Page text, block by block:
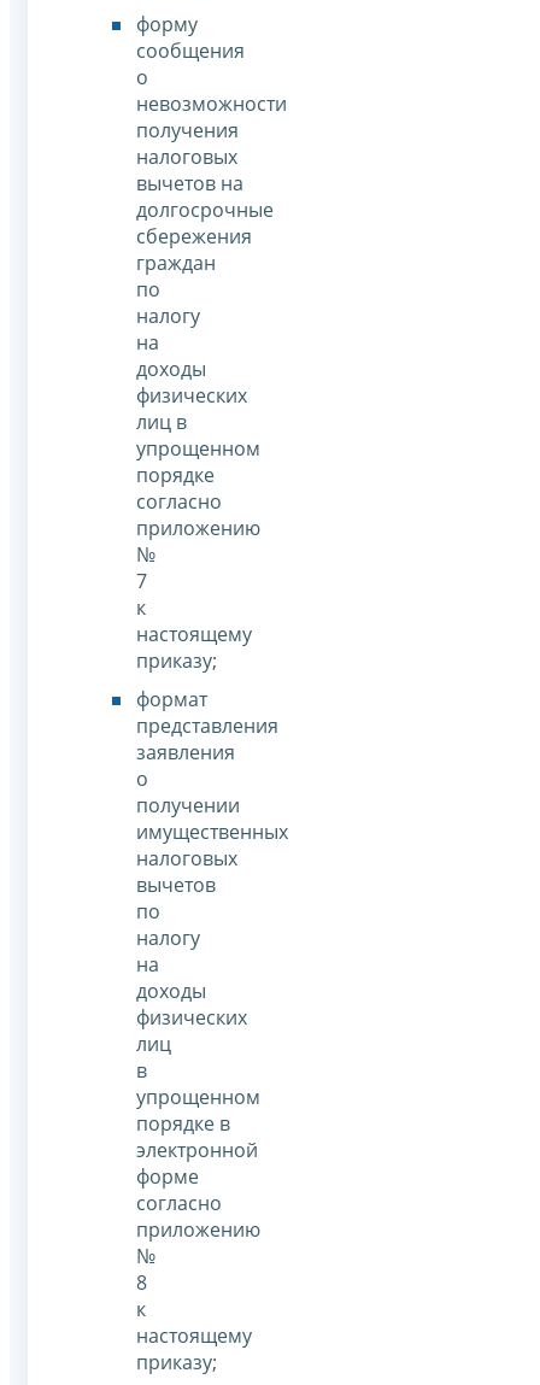
форму
сообщения
о
невозможности
получения
налоговых
вычетов на
долгосрочные
сбережения
граждан
по
налогу
на
доходы
физических
лиц в
упрощенном
порядке
согласно
приложению
№
7
к
настоящему
приказу;
формат
представления
заявления
о
получении
имущественных
налоговых
вычетов
по
налогу
на
доходы
физических
лиц
в
упрощенном
порядке в
электронной
форме
согласно
приложению
№
8
к
настоящему
приказу;